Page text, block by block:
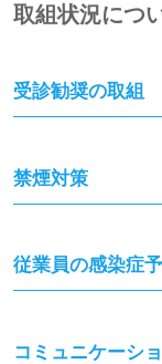
取組状況につ
受診勧奨の取組
禁煙対策
従業員の感染症
コミュニケーシ